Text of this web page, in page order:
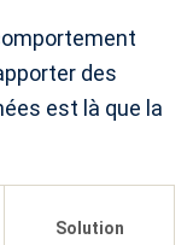
des
est là que la
Solution